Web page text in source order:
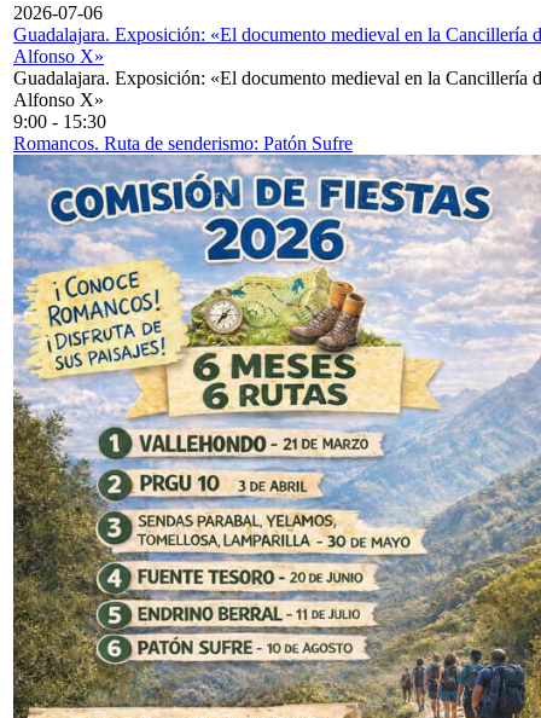
2026-07-06
Guadalajara. Exposición: «El documento medieval en la Cancillería
Alfonso X»
Guadalajara. Exposición: «El documento medieval en la Cancillería
Alfonso X»
9:00 - 15:30
Romancos. Ruta de senderismo: Patón Sufre